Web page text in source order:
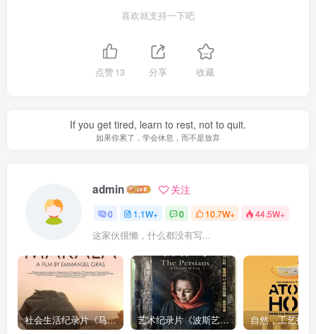
喜欢就支持一下吧
点赞13 分享 收藏
If you get tired, learn to rest, not to quit.
如果你累了，学会休息，而不是放弃
admin 关注
0 1.1W+ 0 10.7W+ 44.5W+
这家伙很懒，什么都没有写...
社会生活纪录片《马加拉 Makala》下载 艺术纪录片《波斯艺术 Art of Persia》下载